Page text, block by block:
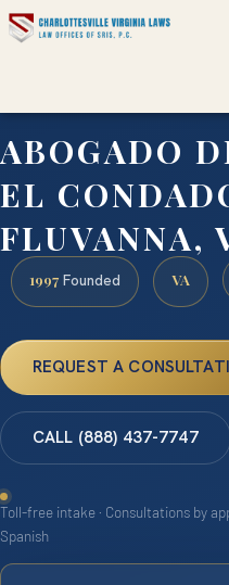
ABOGADO
EL
FLUVANNA,
1997 Founded VA
REQUEST A
CALL (888) 437-7747
Toll-free intake · Consultations by
Spanish